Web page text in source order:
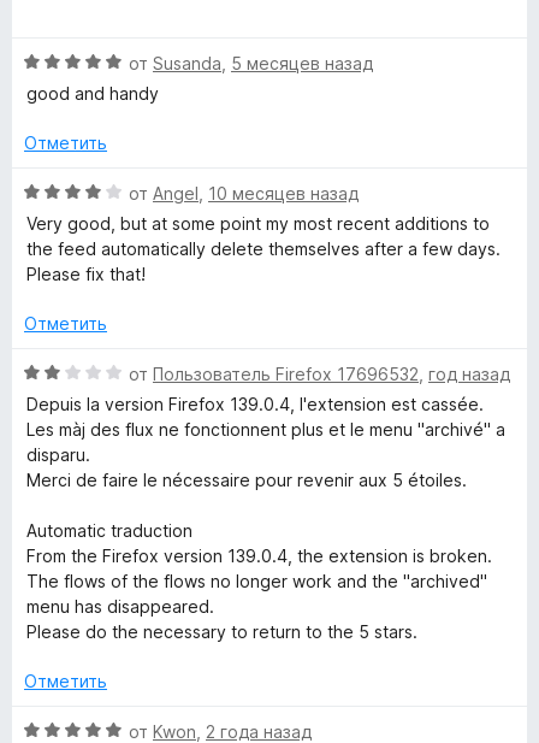
и
5
н
е
о
а
5
и
з
О
ц
н
н
о
н
а
и
5
от Susanda 5 месяцев назад
good and handy
Отметить
О
ц
е
н
н
н
а
4
з
от Angel 10 месяцев назад
Very good, but at some point my most recent additions to
the feed automatically delete themselves after a few days.
Please fix that!
Отметить
О
ц
е
н
е
о
н
а
2
и
5
от Пользователь Firefox 17696532 год назад
Depuis la version Firefox 139.0.4, l'extension est cassée.
Les màj des flux ne fonctionnent plus et le menu "archivé" a
disparu.
Merci de faire le nécessaire pour revenir aux 5 étoiles.
Automatic traduction
From the Firefox version 139.0.4, the extension is broken.
The flows of the flows no longer work and the "archived"
menu has disappeared.
Please do the necessary to return to the 5 stars.
Отметить
О
от Kwon 2 года назад